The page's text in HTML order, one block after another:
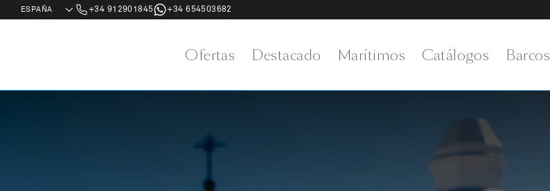
+34 912901845 +34 654503682
Ofertas Destacado Marítimos Catálogos Barcos